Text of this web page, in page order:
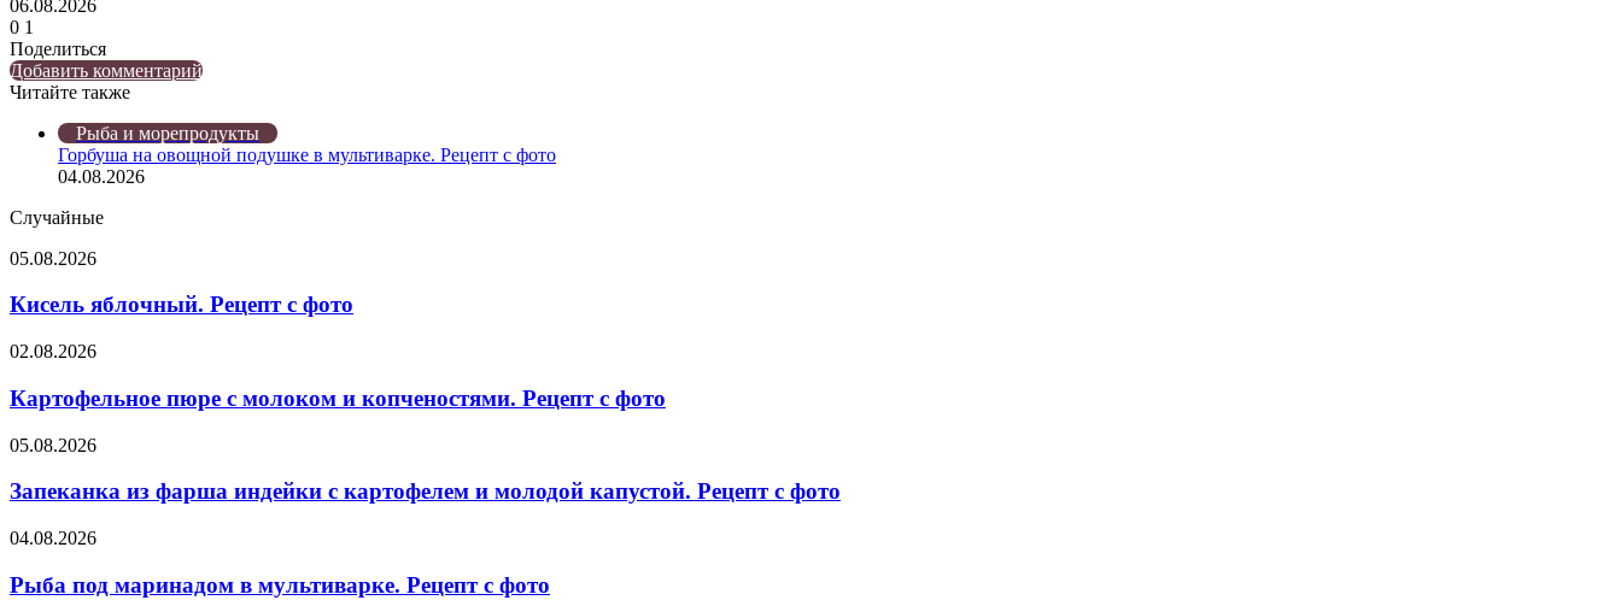
06.08.2026
0 1
Поделиться
Twitter
LinkedIn
Tumblr
Reddit
Вконтакте
Одноклассники
Skype
Messenger
Messenger
WhatsApp
Telegram
Viber
Line
Поделиться
через
почту
Печатать
Добавить комментарий
Читайте также
Рыба и морепродукты
Горбуша на овощной подушке в мультиварке. Рецепт с фото
04.08.2026
Случайные
Кисель
Рецепт
фото
05.08.2026
Кисель яблочный. Рецепт с фото
Картофельное
с
молоком
и
копченостями.
Рецепт
с
02.08.2026
Картофельное пюре с молоком и копченостями. Рецепт с фото
Запеканка
фарша
с
и
молодой
05.08.2026
Запеканка из фарша индейки с картофелем и молодой капустой. Рецепт с фото
Рыба
маринадом
в
04.08.2026
Рыба под маринадом в мультиварке. Рецепт с фото